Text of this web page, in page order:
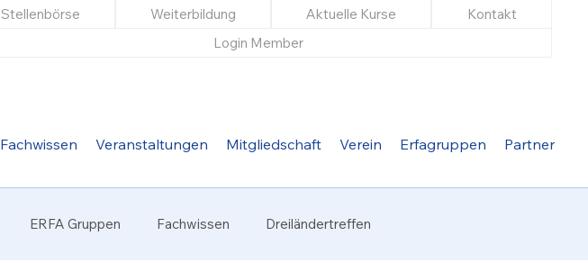
Fachwissen Veranstaltungen Mitgliedschaft Verein Erfagruppen Partner
Stellenbörse Weiterbildung Aktuelle Kurse
Kontakt
Login Member
ERFA Gruppen Fachwissen Dreiländertreffen